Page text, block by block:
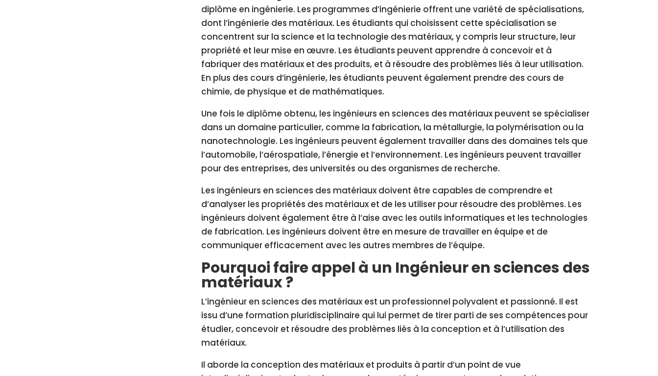
diplôme en ingénierie. Les programmes d’ingénierie offrent une variété de spécialisations,
dont l’ingénierie des matériaux. Les étudiants qui choisissent cette spécialisation se
concentrent sur la science et la technologie des matériaux, y compris leur structure, leur
propriété et leur mise en œuvre. Les étudiants peuvent apprendre à concevoir et à
fabriquer des matériaux et des produits, et à résoudre des problèmes liés à leur utilisation.
En plus des cours d’ingénierie, les étudiants peuvent également prendre des cours de
chimie, de physique et de mathématiques.
Une fois le diplôme obtenu, les ingénieurs en sciences des matériaux peuvent se spécialiser
dans un domaine particulier, comme la fabrication, la métallurgie, la polymérisation ou la
nanotechnologie. Les ingénieurs peuvent également travailler dans des domaines tels que
l’automobile, l’aérospatiale, l’énergie et l’environnement. Les ingénieurs peuvent travailler
pour des entreprises, des universités ou des organismes de recherche.
Les ingénieurs en sciences des matériaux doivent être capables de comprendre et
d’analyser les propriétés des matériaux et de les utiliser pour résoudre des problèmes. Les
ingénieurs doivent également être à l’aise avec les outils informatiques et les technologies
de fabrication. Les ingénieurs doivent être en mesure de travailler en équipe et de
communiquer efficacement avec les autres membres de l’équipe.
Pourquoi faire appel à un Ingénieur en sciences des
matériaux ?
L’ingénieur en sciences des matériaux est un professionnel polyvalent et passionné. Il est
issu d’une formation pluridisciplinaire qui lui permet de tirer parti de ses compétences pour
étudier, concevoir et résoudre des problèmes liés à la conception et à l’utilisation des
matériaux.
Il aborde la conception des matériaux et produits à partir d’un point de vue